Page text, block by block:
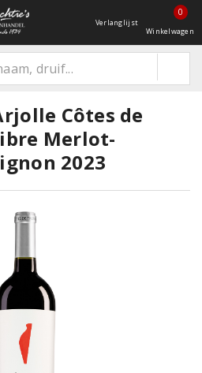
Verlanglijst
0
Winkelwagen
Côtes de
Merlot-
2023